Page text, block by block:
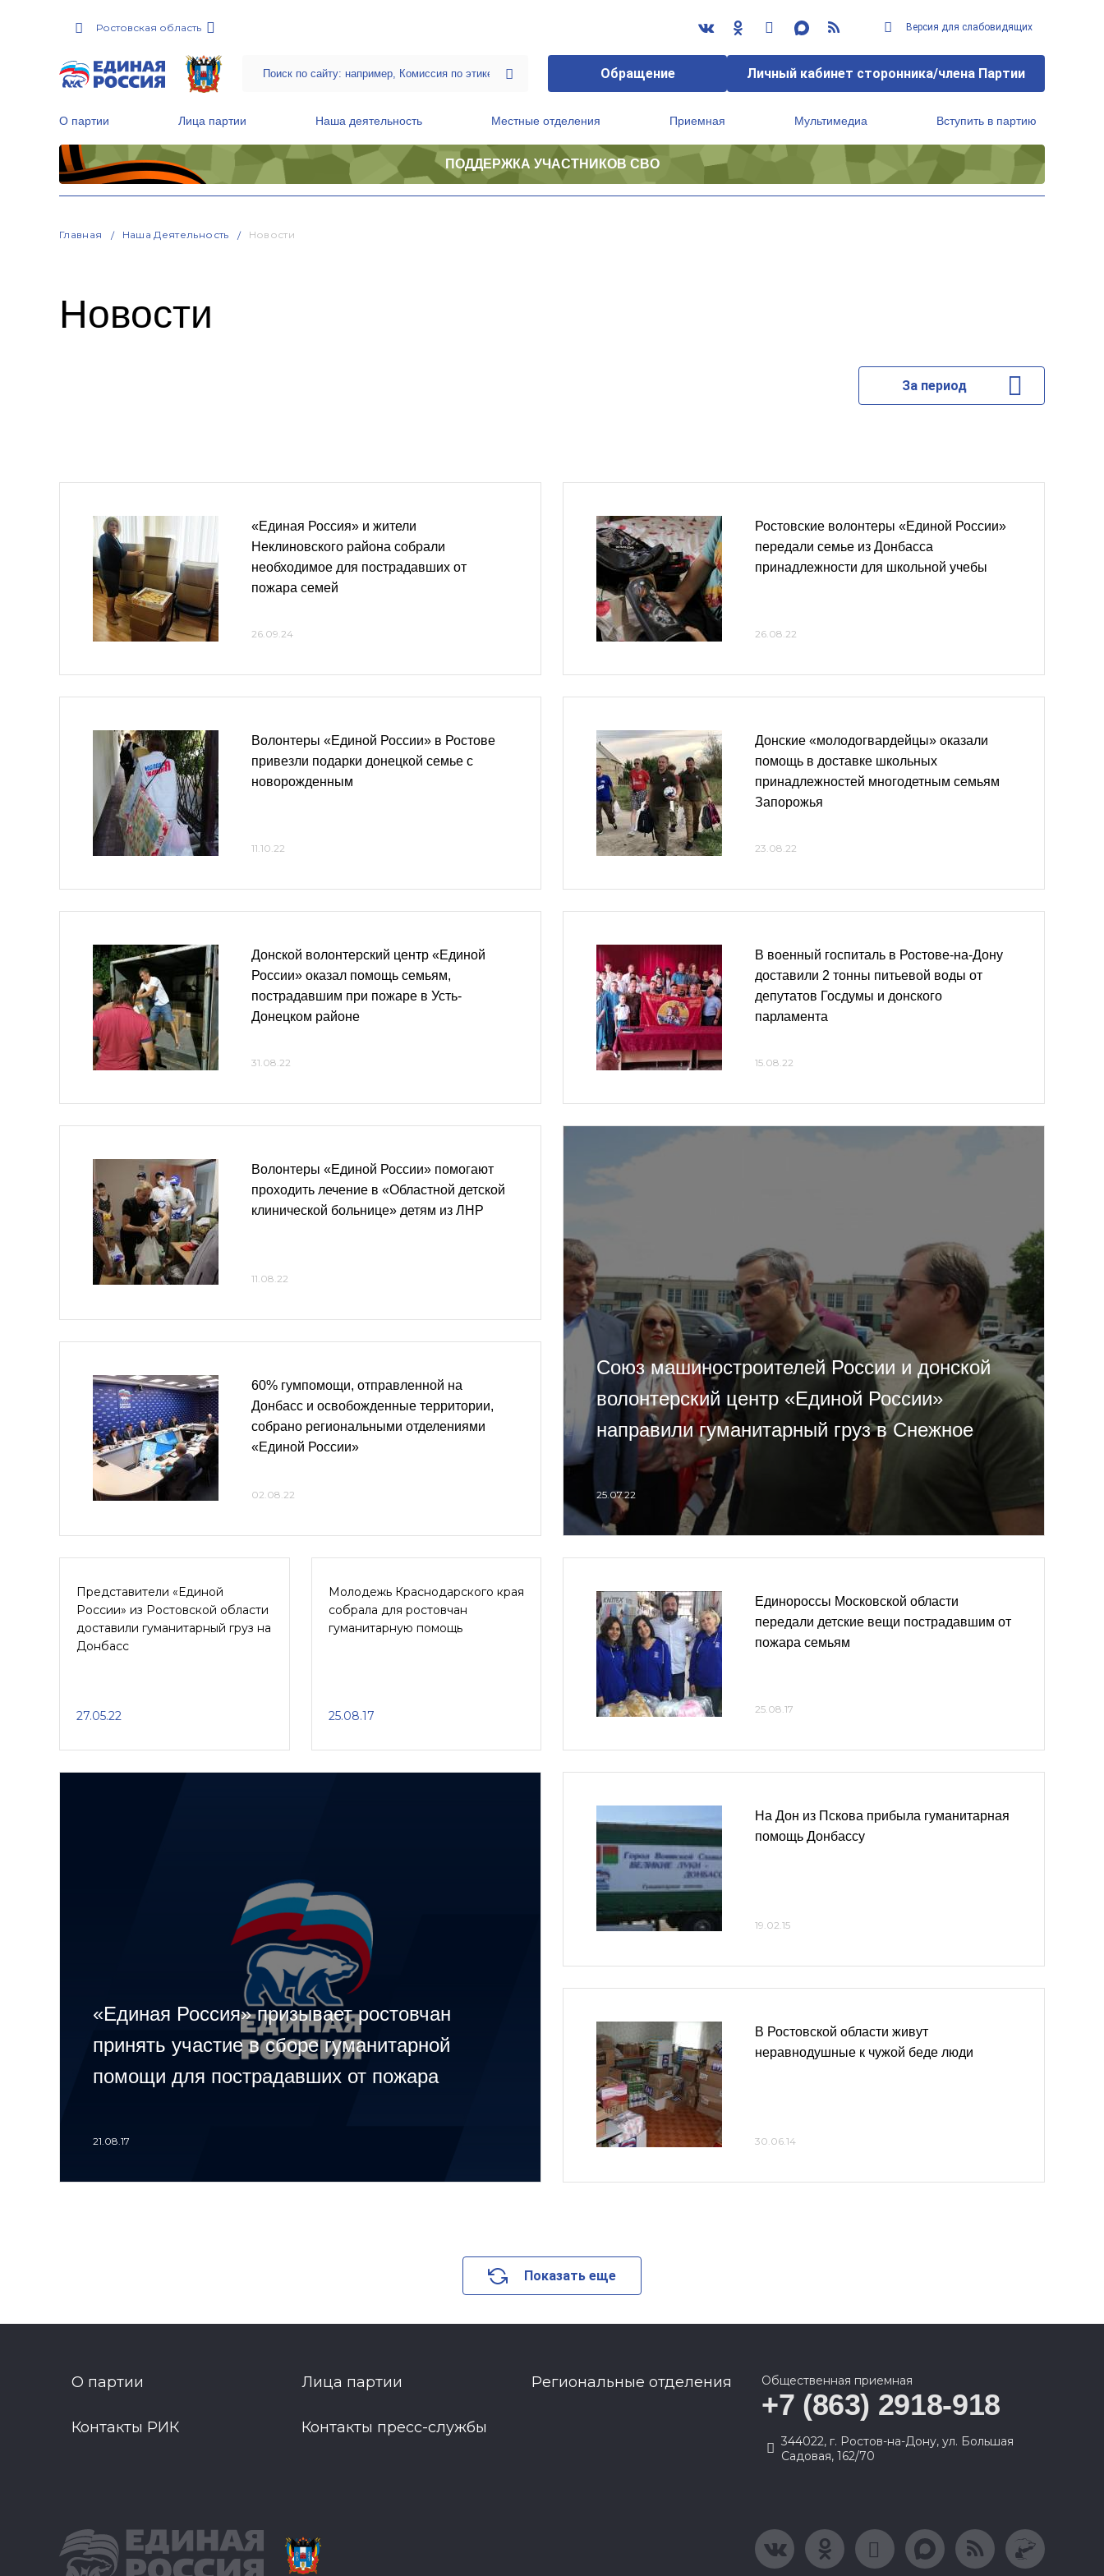
Ростовская область Версия для слабовидящих
Обращение Личный кабинет сторонника/члена Партии
О партии Лица партии Наша деятельность Местные отделения Приемная Мультимедиа Вступить в партию
ПОДДЕРЖКА УЧАСТНИКОВ СВО
Главная Наша Деятельность Новости
Новости
За период
«Единая Россия» и жители
Неклиновского района собрали
необходимое для пострадавших от
пожара семей
26.09.24
Волонтеры «Единой России» в Ростове
привезли подарки донецкой семье с
новорожденным
11.10.22
Донской волонтерский центр «Единой
России» оказал помощь семьям,
пострадавшим при пожаре в Усть-
Донецком районе
31.08.22
Ростовские волонтеры «Единой России»
передали семье из Донбасса
принадлежности для школьной учебы
26.08.22
Донские «молодогвардейцы» оказали
помощь в доставке школьных
принадлежностей многодетным семьям
Запорожья
23.08.22
В военный госпиталь в Ростове-на-Дону
доставили 2 тонны питьевой воды от
депутатов Госдумы и донского
парламента
15.08.22
Волонтеры «Единой России» помогают
проходить лечение в «Областной детской
клинической больнице» детям из ЛНР
11.08.22
60% гумпомощи, отправленной на
Донбасс и освобожденные территории,
собрано региональными отделениями
«Единой России»
02.08.22
Союз машиностроителей России и донской
волонтерский центр «Единой России»
направили гуманитарный груз в Снежное
25.07.22
Представители «Единой
России» из Ростовской области
доставили гуманитарный груз на
Донбасс
27.05.22
Молодежь Краснодарского края
собрала для ростовчан
гуманитарную помощь
25.08.17
Единороссы Московской области
передали детские вещи пострадавшим от
пожара семьям
25.08.17
«Единая Россия» призывает ростовчан
принять участие в сборе гуманитарной
помощи для пострадавших от пожара
21.08.17
На Дон из Пскова прибыла гуманитарная
помощь Донбассу
19.02.15
В Ростовской области живут
неравнодушные к чужой беде люди
30.06.14
Показать еще
О партии Лица партии Региональные отделения
Контакты РИК Контакты пресс-службы
Общественная приемная
+7 (863) 2918-918
344022, г. Ростов-на-Дону, ул. Большая
Садовая, 162/70